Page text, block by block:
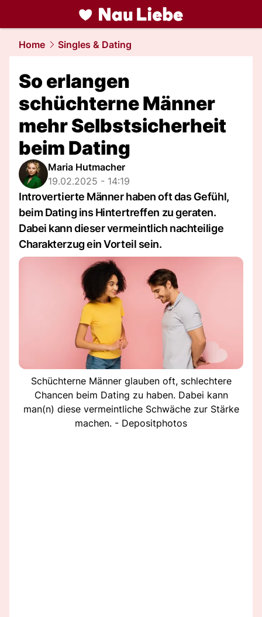
liebe.NAU.ch
Home Singles & Dating
So erlangen
schüchterne Männer
mehr Selbstsicherheit
beim Dating
Maria Hutmacher
19.02.2025 - 14:19
Introvertierte Männer haben oft das Gefühl,
beim Dating ins Hintertreffen zu geraten.
Dabei kann dieser vermeintlich nachteilige
Charakterzug ein Vorteil sein.
Schüchterne Männer glauben oft, schlechtere
Chancen beim Dating zu haben. Dabei kann
man(n) diese vermeintliche Schwäche zur Stärke
machen. - Depositphotos